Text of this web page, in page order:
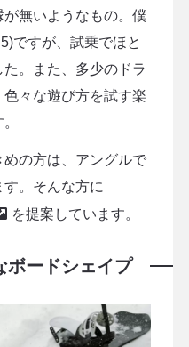
無いようなもの。僕
ですが、試乗でほと
。また、多少のドラ
々な遊び方を試す楽
の方は、アングルで
。そんな方に
を提案しています。
ボードシェイプ